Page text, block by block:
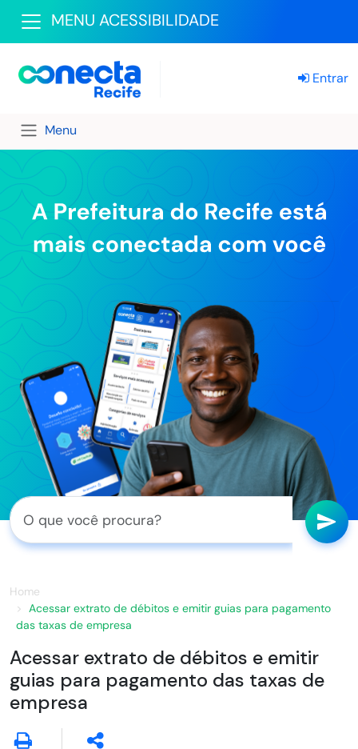
MENU ACESSIBILIDADE
Entrar
Menu
Home
Acessar extrato de débitos e emitir guias para pagamento
das taxas de empresa
Acessar extrato de débitos e emitir
guias para pagamento das taxas de
empresa